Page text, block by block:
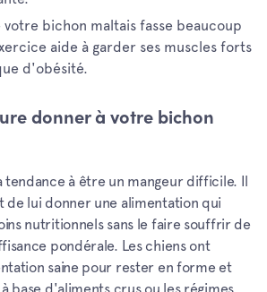
votre bichon maltais fasse beaucoup
aide à garder ses muscles forts
d'obésité.
donner à votre bichon
tendance à être un mangeur difficile. Il
de lui donner une alimentation qui
nutritionnels sans le faire souffrir de
pondérale. Les chiens ont
saine pour rester en forme et